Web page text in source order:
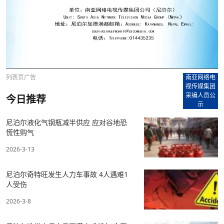
列表页广告
南亚网络电
视传媒集团
采编人员公
示
今日推荐
尼泊尔液化气钢瓶减半供应 应对谷地恐
慌性购气
2026-3-13
尼泊尔奇特旺发生人力车事故 4人遇难1
人受伤
2026-3-8